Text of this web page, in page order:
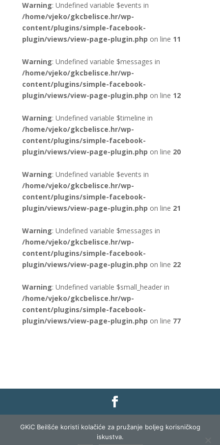
Warning: Undefined variable $events in
/home/vjeko/gkcbelisce.hr/wp-
content/plugins/simple-facebook-
plugin/views/view-page-plugin.php on line 11
Warning: Undefined variable $messages in
/home/vjeko/gkcbelisce.hr/wp-
content/plugins/simple-facebook-
plugin/views/view-page-plugin.php on line 12
Warning: Undefined variable $timeline in
/home/vjeko/gkcbelisce.hr/wp-
content/plugins/simple-facebook-
plugin/views/view-page-plugin.php on line 20
Warning: Undefined variable $events in
/home/vjeko/gkcbelisce.hr/wp-
content/plugins/simple-facebook-
plugin/views/view-page-plugin.php on line 21
Warning: Undefined variable $messages in
/home/vjeko/gkcbelisce.hr/wp-
content/plugins/simple-facebook-
plugin/views/view-page-plugin.php on line 22
Warning: Undefined variable $small_header in
/home/vjeko/gkcbelisce.hr/wp-
content/plugins/simple-facebook-
plugin/views/view-page-plugin.php on line 77
Gradska knjižnica i čitaonica Belišće |Pravo na
pristup informacijama|Zaštita podataka|
Izjava o pristupačnosti| Izrada i razvoj:
GKiC Beilšće koristi kolačiće za pružanje boljeg korisničkog
iskustva.